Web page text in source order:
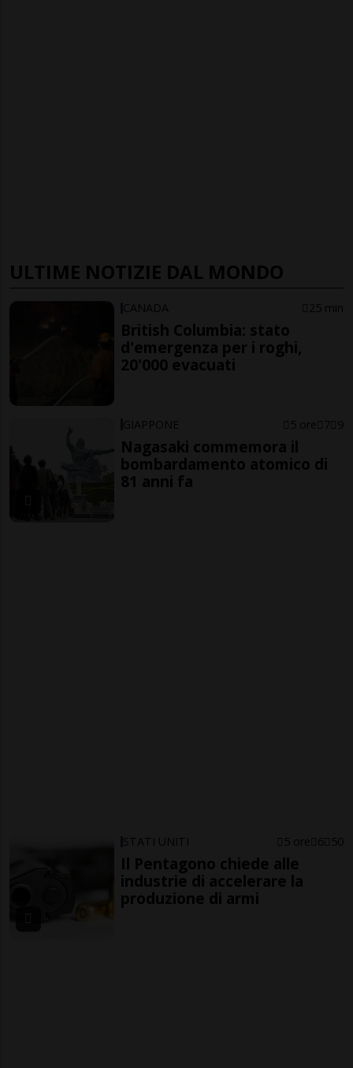
ULTIME NOTIZIE DAL MONDO
CANADA 25 min
British Columbia: stato
d'emergenza per i roghi,
20'000 evacuati
GIAPPONE 5 ore 7 9
Nagasaki commemora il
bombardamento atomico di
81 anni fa
STATI UNITI 5 ore 6 50
Il Pentagono chiede alle
industrie di accelerare la
produzione di armi